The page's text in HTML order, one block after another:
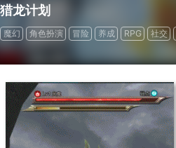
猎龙计划
魔幻 角色扮演 冒险 养成 RPG 社交